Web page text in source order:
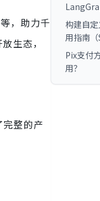
，助力千
生态，
整的产
构建自
用指南（
Pix支付
用？